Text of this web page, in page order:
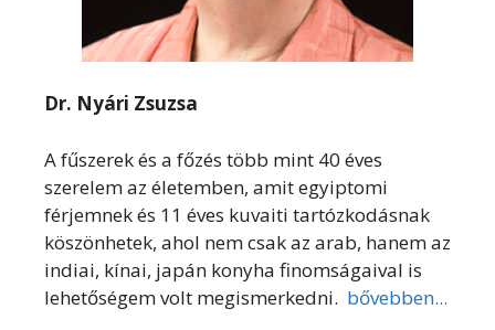
Dr. Nyári Zsuzsa
A fűszerek és a főzés több mint 40 éves
szerelem az életemben, amit egyiptomi
férjemnek és 11 éves kuvaiti tartózkodásnak
köszönhetek, ahol nem csak az arab, hanem az
indiai, kínai, japán konyha finomságaival is
lehetőségem volt megismerkedni. bővebben...